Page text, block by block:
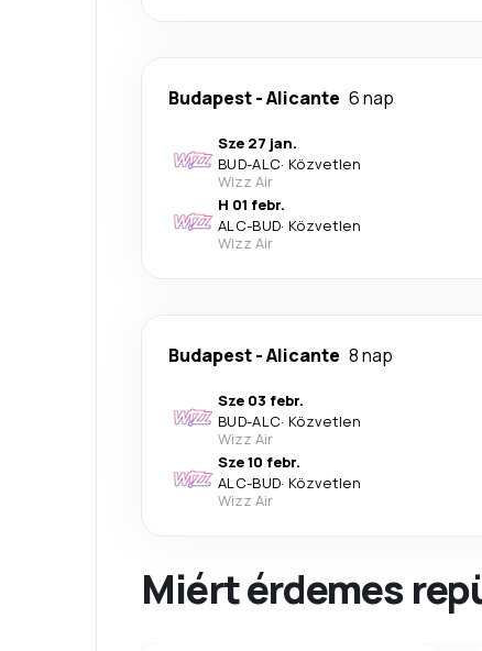
Budapest-Alicante 6 nap
Sze 27 jan.
BUD-ALC· Közvetlen
Wizz Air
H 01 febr.
ALC-BUD· Közvetlen
Wizz Air
Budapest-Alicante 8 nap
Sze 03 febr.
BUD-ALC· Közvetlen
Wizz Air
Sze 10 febr.
ALC-BUD· Közvetlen
Wizz Air
Miért érdemes